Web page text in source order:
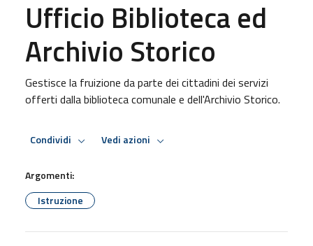
Ufficio Biblioteca ed
Archivio Storico
Gestisce la fruizione da parte dei cittadini dei servizi
offerti dalla biblioteca comunale e dell'Archivio Storico.
Condividi Vedi azioni
Argomenti:
Istruzione